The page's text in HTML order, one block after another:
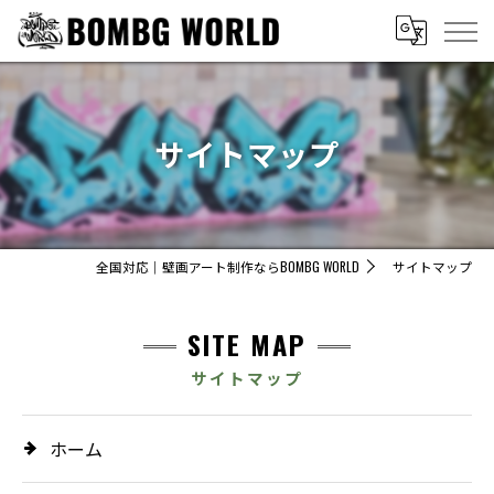
サイトマップ
全国対応｜壁画アート制作ならBOMBG WORLD サイトマップ
サイトマップ
SITE MAP
ホーム